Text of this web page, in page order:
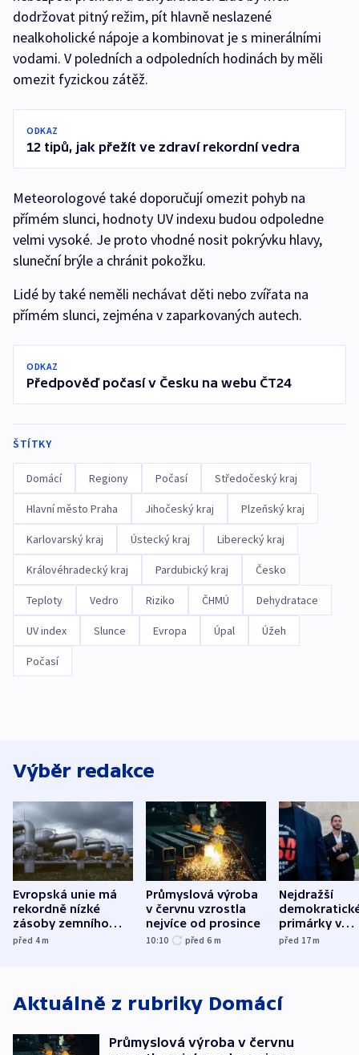
dodržovat pitný režim, pít hlavně neslazené
nealkoholické nápoje a kombinovat je s minerálními
vodami. V poledních a odpoledních hodinách by měli
omezit fyzickou zátěž.
ODKAZ
12 tipů, jak přežít ve zdraví rekordní vedra
Meteorologové také doporučují omezit pohyb na
přímém slunci, hodnoty UV indexu budou odpoledne
velmi vysoké. Je proto vhodné nosit pokrývku hlavy,
sluneční brýle a chránit pokožku.
Lidé by také neměli nechávat děti nebo zvířata na
přímém slunci, zejména v zaparkovaných autech.
ODKAZ
Předpověď počasí v Česku na webu ČT24
ŠTÍTKY
Domácí Regiony Počasí Středočeský kraj
Hlavní město Praha Jihočeský kraj Plzeňský kraj
Karlovarský kraj Ústecký kraj Liberecký kraj
Královéhradecký kraj Pardubický kraj Česko
Teploty Vedro Riziko ČHMÚ Dehydratace
UV index Slunce Evropa Úpal Úžeh
Počasí
Výběr redakce
Evropská unie má
rekordně nízké
zásoby zemního
plynu
před 4m
Průmyslová výroba
v červnu vzrostla
nejvíce od prosince
10:10 před 6 m
Nejdražší
primárky v
Michiganu
před 17m
Aktuálně z rubriky Domácí
Průmyslová výroba v červnu